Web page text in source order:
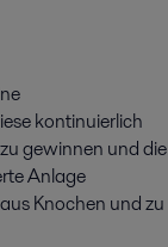
kontinuierlich
gewinnen und die
Anlage
Knochen und zu